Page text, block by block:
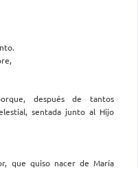
después de tantos
sentada junto al Hijo
que quiso nacer de María